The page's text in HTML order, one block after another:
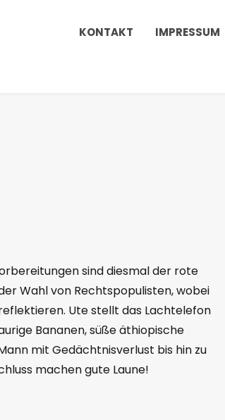
KONTAKT IMPRESSUM
sind diesmal der rote
Wahl von Rechtspopulisten, wobei
Ute stellt das Lachtelefon
Bananen, süße äthiopische
mit Gedächtnisverlust bis hin zu
machen gute Laune!